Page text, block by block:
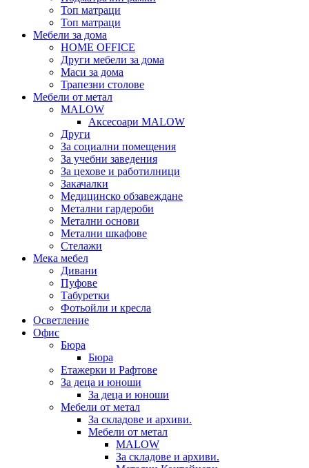
Топ матраци
Топ матраци
Мебели за дома
HOME OFFICE
Други мебели за дома
Маси за дома
Трапезни столове
Мебели от метал
MALOW
Аксесоари MALOW
Други
За социални помещения
За учебни заведения
За цехове и работилници
Закачалки
Медицинско обзавеждане
Метални гардероби
Метални основи
Метални шкафове
Стелажи
Мека мебел
Дивани
Пуфове
Табуретки
Фотьойли и кресла
Осветление
Офис
Бюра
Бюра
Етажерки и Рафтове
За деца и юноши
За деца и юноши
Мебели от метал
За складове и архиви.
Мебели от метал
MALOW
За складове и архиви.